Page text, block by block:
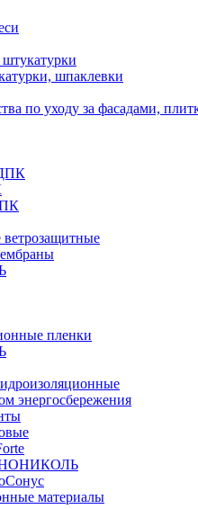
шпаклевки
по уходу за фасадами,
ДПК
пленки
энергосбережения
материалы